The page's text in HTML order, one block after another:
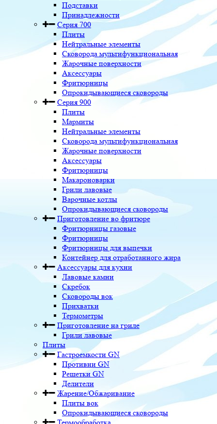
Подставки
Принадлежности
Серия 700
Плиты
Нейтральные элементы
Сковорода мультифункциональная
Жарочные поверхности
Аксессуары
Фритюрницы
Опрокидывающиеся сковороды
Серия 900
Плиты
Мармиты
Нейтральные элементы
Сковорода мультифункциональная
Жарочные поверхности
Аксессуары
Фритюрницы
Макароноварки
Грили лавовые
Варочные котлы
Опрокидывающиеся сковороды
Приготовление во фритюре
Фритюрницы газовые
Фритюрницы
Фритюрницы для выпечки
Контейнер для отработанного жира
Аксессуары для кухни
Лавовые камни
Скребок
Сковороды вок
Прихватки
Термометры
Приготовление на гриле
Грили лавовые
Плиты
Гастроемкости GN
Противни GN
Решетки GN
Делители
Жарение/Обжаривание
Плиты вок
Опрокидывающиеся сковороды